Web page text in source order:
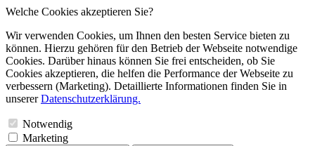
Welche Cookies akzeptieren Sie?
Wir verwenden Cookies, um Ihnen den besten Service bieten zu
können. Hierzu gehören für den Betrieb der Webseite notwendige
Cookies. Darüber hinaus können Sie frei entscheiden, ob Sie
Cookies akzeptieren, die helfen die Performance der Webseite zu
verbessern (Marketing). Detaillierte Informationen finden Sie in
unsererDatenschutzerklärung.
Notwendig
Marketing